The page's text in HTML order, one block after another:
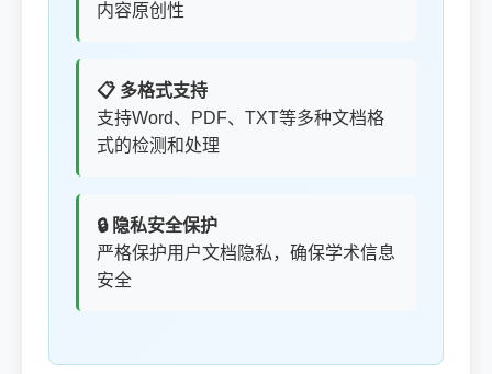
内容原创性
📋 多格式支持
支持Word、PDF、TXT等多种文档格
式的检测和处理
🔒 隐私安全保护
严格保护用户文档隐私，确保学术信息
安全